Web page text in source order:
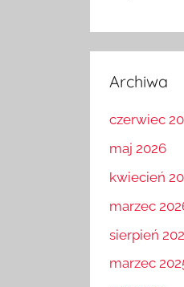
Archiwa
czerwiec
maj 2026
kwiecień
marzec
sierpień
marzec